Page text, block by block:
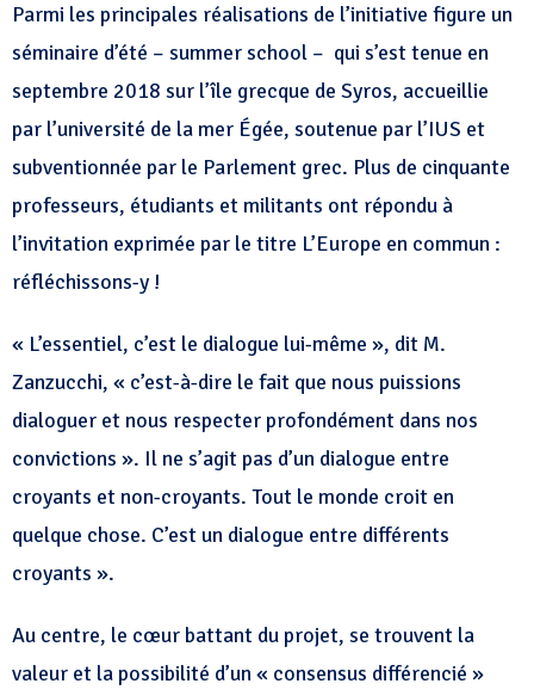
Parmi les principales réalisations de l’initiative figure un
séminaire d’été – summer school – qui s’est tenue en
septembre 2018 sur l’île grecque de Syros, accueillie
par l’université de la mer Égée, soutenue par l’IUS et
subventionnée par le Parlement grec. Plus de cinquante
professeurs, étudiants et militants ont répondu à
l’invitation exprimée par le titre L’Europe en commun :
réfléchissons-y !
« L’essentiel, c’est le dialogue lui-même », dit M.
Zanzucchi, « c’est-à-dire le fait que nous puissions
dialoguer et nous respecter profondément dans nos
convictions ». Il ne s’agit pas d’un dialogue entre
croyants et non-croyants. Tout le monde croit en
quelque chose. C’est un dialogue entre différents
croyants ».
Au centre, le cœur battant du projet, se trouvent la
valeur et la possibilité d’un « consensus différencié »